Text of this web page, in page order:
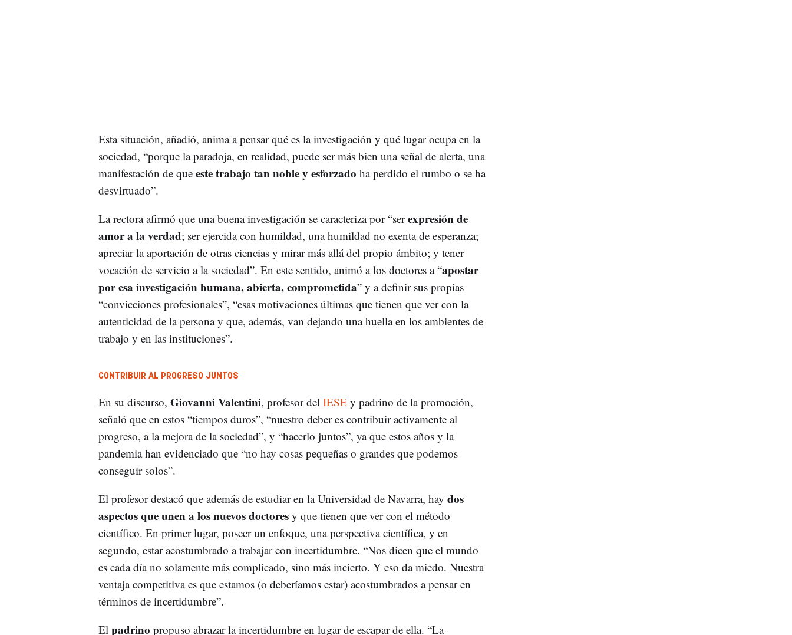
Esta situación, añadió, anima a pensar qué es la investigación y qué lugar ocupa en la
sociedad, “porque la paradoja, en realidad, puede ser más bien una señal de alerta, una
manifestación de que este trabajo tan noble y esforzado ha perdido el rumbo o se ha
desvirtuado”.
La rectora afirmó que una buena investigación se caracteriza por “serexpresión de
amor a la verdad; ser ejercida con humildad, una humildad no exenta de esperanza;
apreciar la aportación de otras ciencias y mirar más allá del propio ámbito; y tener
vocación de servicio a la sociedad”. En este sentido, animó a los doctores a “apostar
por esa investigación humana, abierta, comprometida” y a definir sus propias
“convicciones profesionales”, “esas motivaciones últimas que tienen que ver con la
autenticidad de la persona y que, además, van dejando una huella en los ambientes de
trabajo y en las instituciones”.
CONTRIBUIR AL PROGRESO JUNTOS
En su discurso, Giovanni Valentini, profesor del IESEy padrino de la promoción,
señaló que en estos “tiempos duros”, “nuestro deber es contribuir activamente al
progreso, a la mejora de la sociedad”, y “hacerlo juntos”, ya que estos años y la
pandemia han evidenciado que “no hay cosas pequeñas o grandes que podemos
conseguir solos”.
El profesor destacó que además de estudiar en la Universidad de Navarra, hay dos
aspectos que unen a los nuevos doctores y que tienen que ver con el método
científico. En primer lugar, poseer un enfoque, una perspectiva científica, y en
segundo, estar acostumbrado a trabajar con incertidumbre. “Nos dicen que el mundo
es cada día no solamente más complicado, sino más incierto. Y eso da miedo. Nuestra
ventaja competitiva es que estamos (o deberíamos estar) acostumbrados a pensar en
términos de incertidumbre”.
El padrino propuso abrazar la incertidumbre en lugar de escapar de ella. “La